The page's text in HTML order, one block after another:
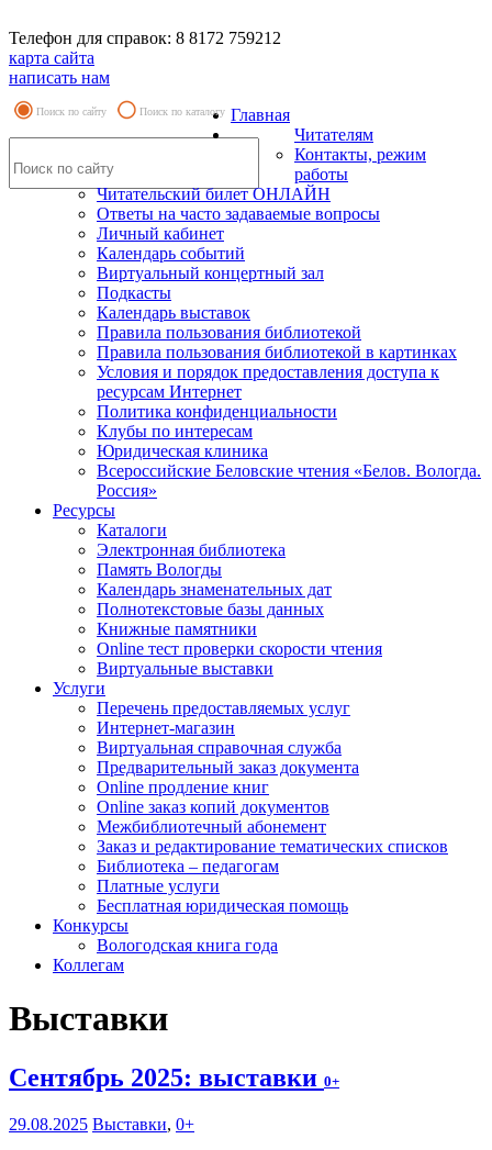
Телефон для справок: 8 8172 759212
карта сайта
написать нам
Поиск по сайту Поиск по каталогу Главная
Читателям
Контакты, режим
работы
Читательский билет ОНЛАЙН
Ответы на часто задаваемые вопросы
Личный кабинет
Календарь событий
Виртуальный концертный зал
Подкасты
Календарь выставок
Правила пользования библиотекой
Правила пользования библиотекой в картинках
Условия и порядок предоставления доступа к
ресурсам Интернет
Политика конфиденциальности
Клубы по интересам
Юридическая клиника
Всероссийские Беловские чтения «Белов. Вологда.
Россия»
Ресурсы
Каталоги
Электронная библиотека
Память Вологды
Календарь знаменательных дат
Полнотекстовые базы данных
Книжные памятники
Online тест проверки скорости чтения
Виртуальные выставки
Услуги
Перечень предоставляемых услуг
Интернет-магазин
Виртуальная справочная служба
Предварительный заказ документа
Online продление книг
Online заказ копий документов
Межбиблиотечный абонемент
Заказ и редактирование тематических списков
Библиотека – педагогам
Платные услуги
Бесплатная юридическая помощь
Конкурсы
Вологодская книга года
Коллегам
Выставки
Сентябрь 2025: выставки 0+
29.08.2025 Выставки, 0+